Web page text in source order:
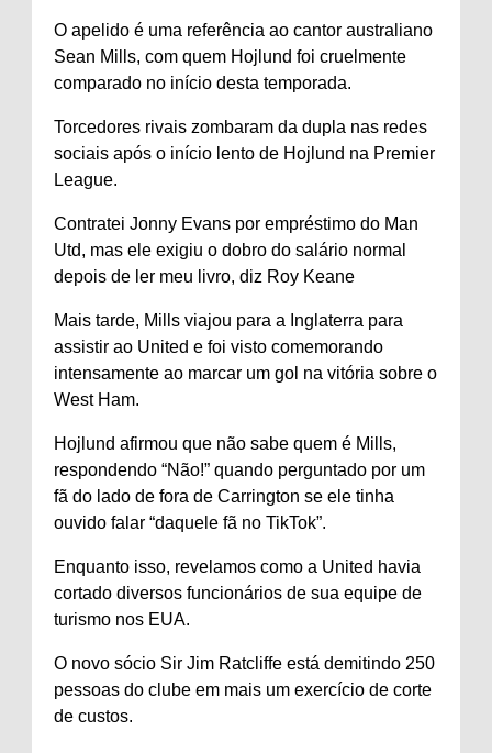
O apelido é uma referência ao cantor australiano
Sean Mills, com quem Hojlund foi cruelmente
comparado no início desta temporada.
Torcedores rivais zombaram da dupla nas redes
sociais após o início lento de Hojlund na Premier
League.
Contratei Jonny Evans por empréstimo do Man
Utd, mas ele exigiu o dobro do salário normal
depois de ler meu livro, diz Roy Keane
Mais tarde, Mills viajou para a Inglaterra para
assistir ao United e foi visto comemorando
intensamente ao marcar um gol na vitória sobre o
West Ham.
Hojlund afirmou que não sabe quem é Mills,
respondendo “Não!” quando perguntado por um
fã do lado de fora de Carrington se ele tinha
ouvido falar “daquele fã no TikTok”.
Enquanto isso, revelamos como a United havia
cortado diversos funcionários de sua equipe de
turismo nos EUA.
O novo sócio Sir Jim Ratcliffe está demitindo 250
pessoas do clube em mais um exercício de corte
de custos.